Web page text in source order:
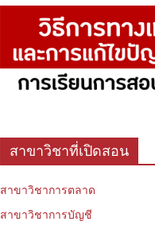
สาขาวิชาที่เปิดสอน
สาขาวิชาการตลาด
สาขาวิชาการบัญชี